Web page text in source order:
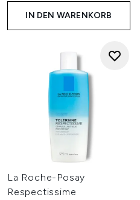
IN DEN WARENKORB
La Roche-Posay
Respectissime